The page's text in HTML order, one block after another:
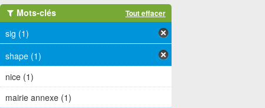
Mots-clés Tout effacer
sig (1)
shape (1)
nice (1)
mairie annexe (1)